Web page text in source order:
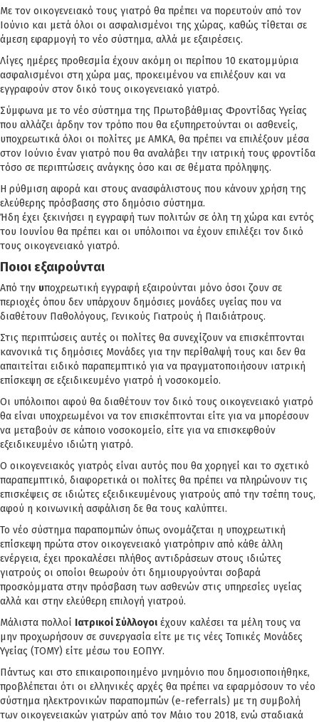
Με τον οικογενειακό τους γιατρό θα πρέπει να πορευτούν από τον
Ιούνιο και μετά όλοι οι ασφαλισμένοι της χώρας, καθώς τίθεται σε
άμεση εφαρμογή το νέο σύστημα, αλλά με εξαιρέσεις.
Λίγες ημέρες προθεσμία έχουν ακόμη οι περίπου 10 εκατομμύρια
ασφαλισμένοι στη χώρα μας, προκειμένου να επιλέξουν και να
εγγραφούν στον δικό τους οικογενειακό γιατρό.
Σύμφωνα με το νέο σύστημα της Πρωτοβάθμιας Φροντίδας Υγείας
που αλλάζει άρδην τον τρόπο που θα εξυπηρετούνται οι ασθενείς,
υποχρεωτικά όλοι οι πολίτες με ΑΜΚΑ, θα πρέπει να επιλέξουν μέσα
στον Ιούνιο έναν γιατρό που θα αναλάβει την ιατρική τους φροντίδα
τόσο σε περιπτώσεις ανάγκης όσο και σε θέματα πρόληψης.
Η ρύθμιση αφορά και στους ανασφάλιστους που κάνουν χρήση της
ελεύθερης πρόσβασης στο δημόσιο σύστημα.
Ήδη έχει ξεκινήσει η εγγραφή των πολιτών σε όλη τη χώρα και εντός
του Ιουνίου θα πρέπει και οι υπόλοιποι να έχουν επιλέξει τον δικό
τους οικογενειακό γιατρό.
Ποιοι εξαιρούνται
Από την υποχρεωτική εγγραφή εξαιρούνται μόνο όσοι ζουν σε
περιοχές όπου δεν υπάρχουν δημόσιες μονάδες υγείας που να
διαθέτουν Παθολόγους, Γενικούς Γιατρούς ή Παιδιάτρους.
Στις περιπτώσεις αυτές οι πολίτες θα συνεχίζουν να επισκέπτονται
κανονικά τις δημόσιες Μονάδες για την περίθαλψή τους και δεν θα
απαιτείται ειδικό παραπεμπτικό για να πραγματοποιήσουν ιατρική
επίσκεψη σε εξειδικευμένο γιατρό ή νοσοκομείο.
Οι υπόλοιποι αφού θα διαθέτουν τον δικό τους οικογενειακό γιατρό
θα είναι υποχρεωμένοι να τον επισκέπτονται είτε για να μπορέσουν
να μεταβούν σε κάποιο νοσοκομείο, είτε για να επισκεφθούν
εξειδικευμένο ιδιώτη γιατρό.
Ο οικογενειακός γιατρός είναι αυτός που θα χορηγεί και το σχετικό
παραπεμπτικό, διαφορετικά οι πολίτες θα πρέπει να πληρώνουν τις
επισκέψεις σε ιδιώτες εξειδικευμένους γιατρούς από την τσέπη τους,
αφού η κοινωνική ασφάλιση δε θα τους καλύπτει.
Το νέο σύστημα παραπομπών όπως ονομάζεται η υποχρεωτική
επίσκεψη πρώτα στον οικογενειακό γιατρόπριν από κάθε άλλη
ενέργεια, έχει προκαλέσει πλήθος αντιδράσεων στους ιδιώτες
γιατρούς οι οποίοι θεωρούν ότι δημιουργούνται σοβαρά
προσκόμματα στην πρόσβαση των ασθενών στις υπηρεσίες υγείας
αλλά και στην ελεύθερη επιλογή γιατρού.
Μάλιστα πολλοί Ιατρικοί Σύλλογοι έχουν καλέσει τα μέλη τους να
μην προχωρήσουν σε συνεργασία είτε με τις νέες Τοπικές Μονάδες
Υγείας (ΤΟΜΥ) είτε μέσω του ΕΟΠΥΥ.
Πάντως και στο επικαιροποιημένο μνημόνιο που δημοσιοποιήθηκε,
προβλέπεται ότι οι ελληνικές αρχές θα πρέπει να εφαρμόσουν το νέο
σύστημα ηλεκτρονικών παραπομπών (e-referrals) με τη συμβολή
των οικογενειακών γιατρών από τον Μάιο του 2018, ενώ σταδιακά